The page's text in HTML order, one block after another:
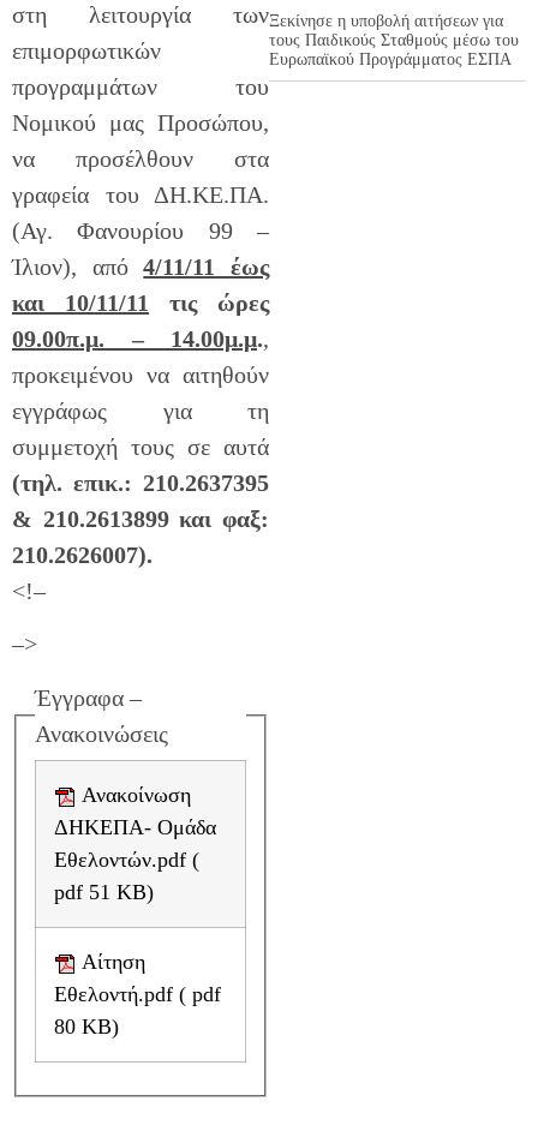
στη λειτουργία των
επιμορφωτικών
προγραμμάτων του
Νομικού μας Προσώπου,
να προσέλθουν στα
γραφεία του ΔΗ.ΚΕ.ΠΑ.
(Αγ. Φανουρίου 99 –
Ίλιον), από4/11/11 έως
και 10/11/11
τις ώρες
09.00π.μ. – 14.00μ.μ.,
προκειμένου να αιτηθούν
εγγράφως για τη
συμμετοχή τους σε αυτά
(τηλ. επικ.: 210.2637395
& 210.2613899 και φαξ:
210.2626007).
<!–
–>
Έγγραφα –
Ανακοινώσεις
ΔΗΚΕΠΑ- Ομάδα
Εθελοντών.pdf (
pdf 51 KB)
Εθελοντή.pdf ( pdf
80 KB)
Ξεκίνησε η υποβολή αιτήσεων για
τους Παιδικούς Σταθμούς μέσω του
Ευρωπαϊκού Προγράμματος ΕΣΠΑ